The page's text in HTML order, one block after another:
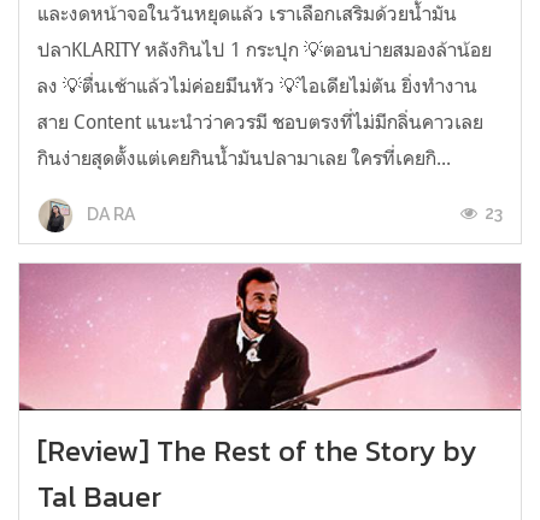
และงดหน้าจอในวันหยุดแล้ว เราเลือกเสริมด้วยน้ำมัน
ปลาKLARITY หลังกินไป 1 กระปุก 💡ตอนบ่ายสมองล้าน้อย
ลง 💡ตื่นเช้าแล้วไม่ค่อยมึนหัว 💡ไอเดียไม่ตัน ยิ่งทำงาน
สาย Content แนะนำว่าควรมี ชอบตรงที่ไม่มีกลิ่นคาวเลย
กินง่ายสุดตั้งแต่เคยกินน้ำมันปลามาเลย ใครที่เคยกิ...
DA RA 23
[Review] The Rest of the Story by
Tal Bauer